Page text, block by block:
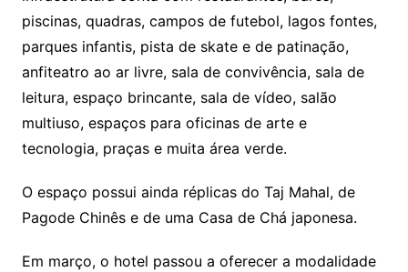
piscinas, quadras, campos de futebol, lagos fontes,
parques infantis, pista de skate e de patinação,
anfiteatro ao ar livre, sala de convivência, sala de
leitura, espaço brincante, sala de vídeo, salão
multiuso, espaços para oficinas de arte e
tecnologia, praças e muita área verde.
O espaço possui ainda réplicas do Taj Mahal, de
Pagode Chinês e de uma Casa de Chá japonesa.
Em março, o hotel passou a oferecer a modalidade